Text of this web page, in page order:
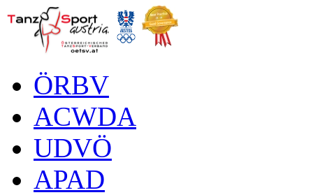
ÖRBV
ACWDA
UDVÖ
APAD